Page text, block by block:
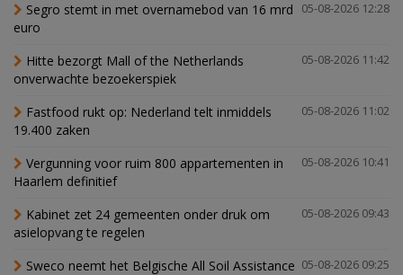
05-08-2026 12:28
Segro stemt in met overnamebod van 16 mrd
euro
05-08-2026 11:42
Hitte bezorgt Mall of the Netherlands
onverwachte bezoekerspiek
05-08-2026 11:02
Fastfood rukt op: Nederland telt inmiddels
19.400 zaken
05-08-2026 10:41
Vergunning voor ruim 800 appartementen in
Haarlem definitief
05-08-2026 09:43
Kabinet zet 24 gemeenten onder druk om
asielopvang te regelen
05-08-2026 09:25
Sweco neemt het Belgische All Soil Assistance